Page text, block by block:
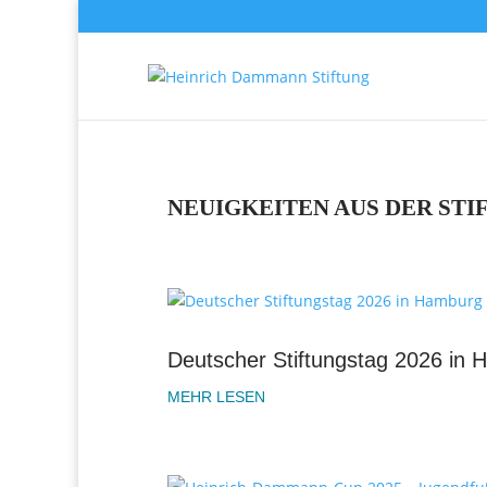
NEUIGKEITEN AUS DER
Deutscher Stiftungstag 2026 in
MEHR LESEN